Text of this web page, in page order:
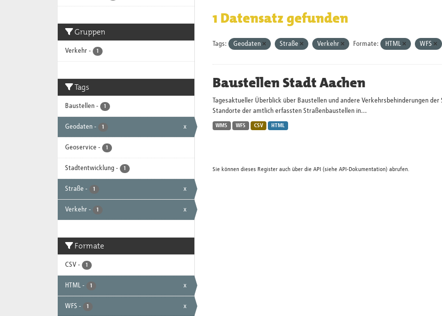
Gruppen
Verkehr - 1
Tags
Baustellen - 1
Geodaten - 1 x
Geoservice - 1
Stadtentwicklung - 1
Straße - 1 x
Verkehr - 1 x
Formate
CSV - 1
HTML - 1 x
WFS - 1 x
1 Datensatz gefunden
Tags: Geodaten Straße Verkehr Formate: HTML WFS
Baustellen Stadt Aachen
Tagesaktueller Überblick über Baustellen und andere Verkehrsbehinderungen
Standorte der amtlich erfassten Straßenbaustellen in...
WMS WFS CSV HTML
Sie können dieses Register auch über die API (siehe API-Dokumentation) abrufen.